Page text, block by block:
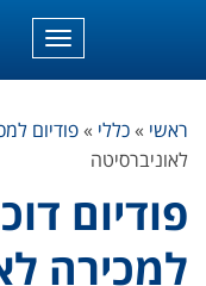
תפריט
ראשי »כללי »פודיום
לאוניברסיטה
פודיום
למכירה